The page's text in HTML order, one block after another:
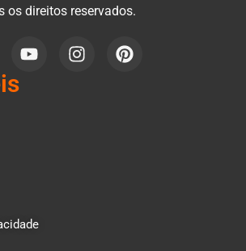
os direitos reservados.